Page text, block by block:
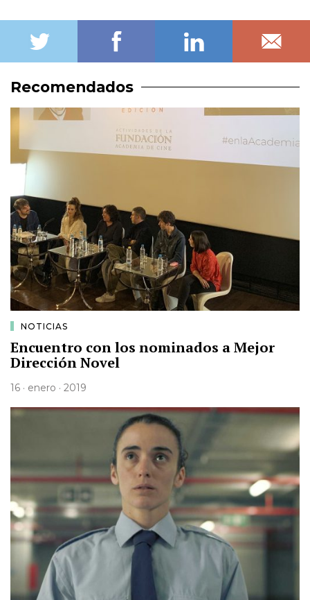
Recomendados
NOTICIAS
Encuentro con los nominados a Mejor
Dirección Novel
16 · enero · 2019